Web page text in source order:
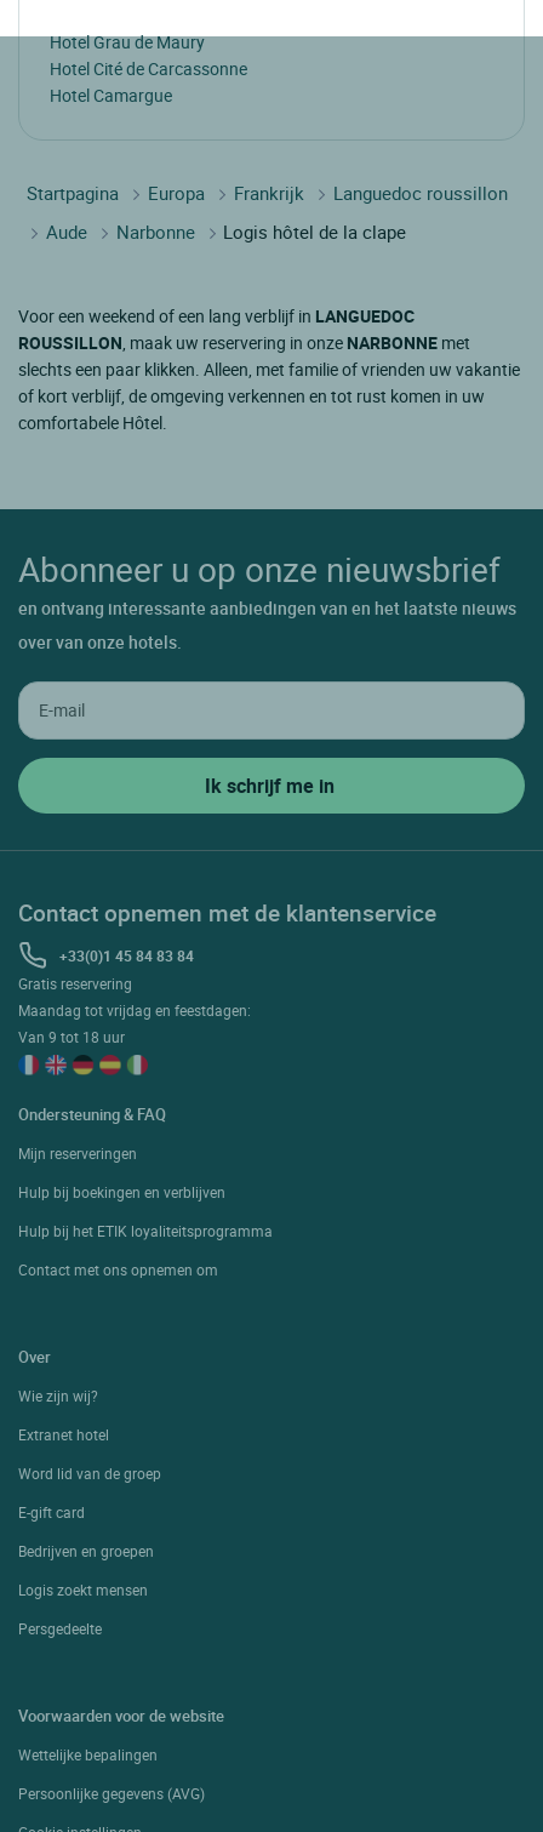
Hotel Grau de Maury
Hotel Cité de Carcassonne
Hotel Camargue
Startpagina Europa Frankrijk
Languedoc roussillon
Aude
Narbonne Logis hôtel de la clape
Voor een weekend of een lang verblijf in LANGUEDOC
ROUSSILLON, maak uw reservering in onze NARBONNE met
slechts een paar klikken. Alleen, met familie of vrienden uw vakantie
of kort verblijf, de omgeving verkennen en tot rust komen in uw
comfortabele Hôtel.
Abonneer u op onze nieuwsbrief
en ontvang interessante aanbiedingen van en het laatste nieuws
over van onze hotels.
Contact opnemen met de klantenservice
+33(0)1 45 84 83 84
Gratis reservering
Maandag tot vrijdag en feestdagen:
Van 9 tot 18 uur
Ondersteuning & FAQ
Mijn reserveringen
Hulp bij boekingen en verblijven
Hulp bij het ETIK loyaliteitsprogramma
Contact met ons opnemen om
Over
Wie zijn wij?
Extranet hotel
Word lid van de groep
E-gift card
Bedrijven en groepen
Logis zoekt mensen
Persgedeelte
Voorwaarden voor de website
Wettelijke bepalingen
Persoonlijke gegevens (AVG)